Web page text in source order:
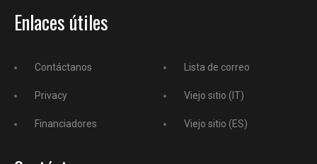
Enlaces útiles
Contáctanos
Privacy
Financiadores
Lista de correo
Viejo sitio (IT)
Viejo sitio (ES)